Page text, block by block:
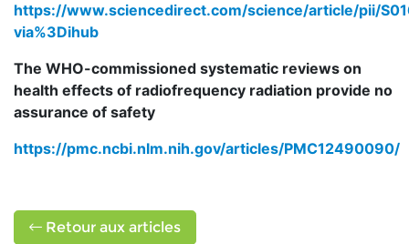
https://www.sciencedirect.com/science/article/pii/
via%3Dihub
The WHO-commissioned systematic reviews on
health effects of radiofrequency radiation provide no
assurance of safety
https://pmc.ncbi.nlm.nih.gov/articles/PMC12490090/
Retour aux articles